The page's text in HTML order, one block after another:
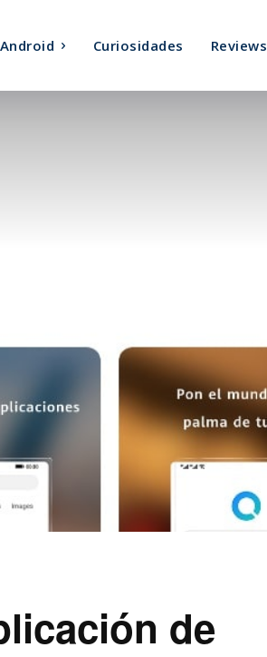
Android Curiosidades Reviews
de